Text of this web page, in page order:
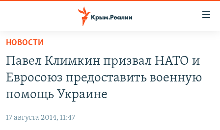
Вернуться
основному
содержанию
Вернутся
главной
навигации11 ЛЕТ ОККУПАЦИИ КРЫМА. 11 ИСТОРИЙ СОПРОТИВЛЕНИЯ
ВОДА
ЕЩЕ
НОВОСТИ
Павел Климкин призвал НАТО и
Евросоюз предоставить военную
помощь Украине
17 августа 2014, 11:47